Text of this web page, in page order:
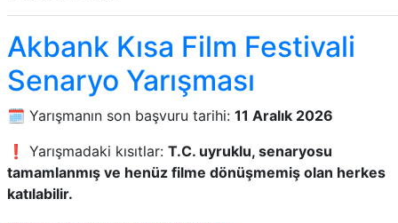
Akbank Kısa Film Festivali
Senaryo Yarışması
🗓️ Yarışmanın son başvuru tarihi: 11 Aralık 2026
❗ Yarışmadaki kısıtlar: T.C. uyruklu, senaryosu
tamamlanmış ve henüz filme dönüşmemiş olan herkes
katılabilir.